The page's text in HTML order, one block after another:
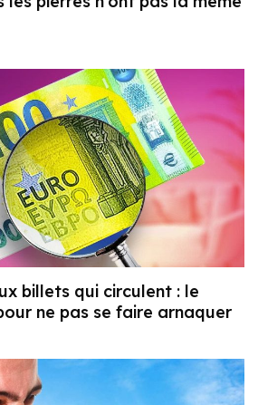
billets qui circulent : le
ne pas se faire arnaquer